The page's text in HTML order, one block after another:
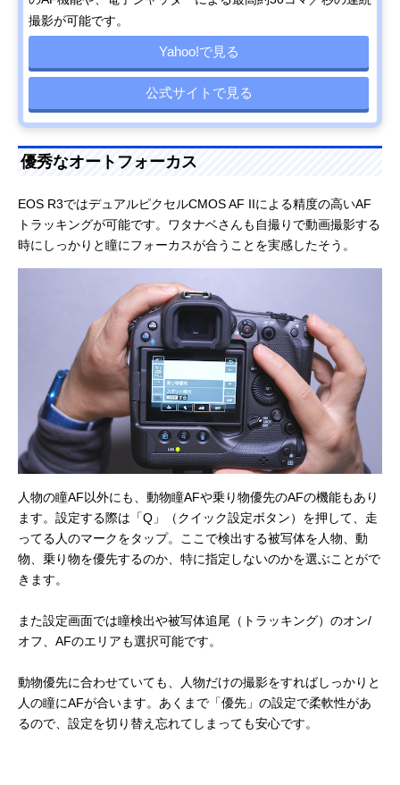
撮影が可能です。
Yahoo!で見る
公式サイトで見る
優秀なオートフォーカス
EOS R3ではデュアルピクセルCMOS AF IIによる精度の高いAF
トラッキングが可能です。ワタナベさんも自撮りで動画撮影する
時にしっかりと瞳にフォーカスが合うことを実感したそう。
人物の瞳AF以外にも、動物瞳AFや乗り物優先のAFの機能もあり
ます。設定する際は「Q」（クイック設定ボタン）を押して、走
ってる人のマークをタップ。ここで検出する被写体を人物、動
物、乗り物を優先するのか、特に指定しないのかを選ぶことがで
きます。
また設定画面では瞳検出や被写体追尾（トラッキング）のオン/
オフ、AFのエリアも選択可能です。
動物優先に合わせていても、人物だけの撮影をすればしっかりと
人の瞳にAFが合います。あくまで「優先」の設定で柔軟性があ
るので、設定を切り替え忘れてしまっても安心です。